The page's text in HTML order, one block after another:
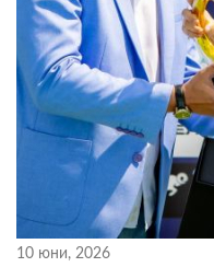
10 юни, 2026